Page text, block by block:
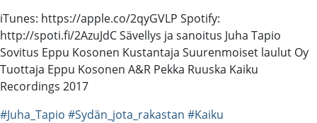
iTunes: https://apple.co/2qyGVLP Spotify:
http://spoti.fi/2AzuJdC Sävellys ja sanoitus Juha Tapio
Sovitus Eppu Kosonen Kustantaja Suurenmoiset laulut Oy
Tuottaja Eppu Kosonen A&R Pekka Ruuska Kaiku
Recordings 2017
#Juha_Tapio #Sydän_jota_rakastan #Kaiku